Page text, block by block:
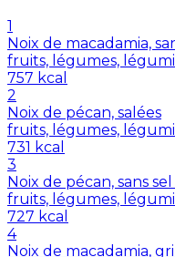
1
Noix de macadamia,
fruits, légumes,
757 kcal
2
Noix de pécan, salées
fruits, légumes,
731 kcal
3
Noix de pécan, sans
fruits, légumes,
727 kcal
4
Noix de macadamia,